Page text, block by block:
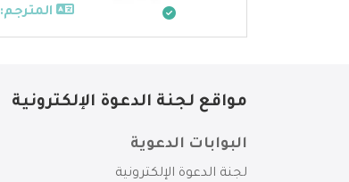
المترجم:
مواقع لجنة الدعوة الإلكترونية
البوابات الدعوية
لجنة الدعوة الإلكترونية